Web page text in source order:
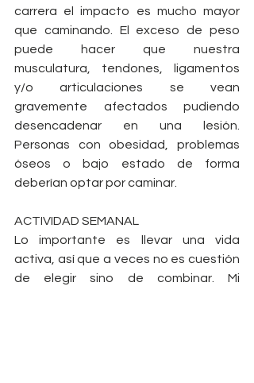
carrera el impacto es mucho mayor
que caminando. El exceso de peso
puede hacer que nuestra
musculatura, tendones, ligamentos
y/o articulaciones se vean
gravemente afectados pudiendo
desencadenar en una lesión.
Personas con obesidad, problemas
óseos o bajo estado de forma
deberían optar por caminar.
ACTIVIDAD SEMANAL
Lo importante es llevar una vida
activa, así que a veces no es cuestión
de elegir sino de combinar. Mi